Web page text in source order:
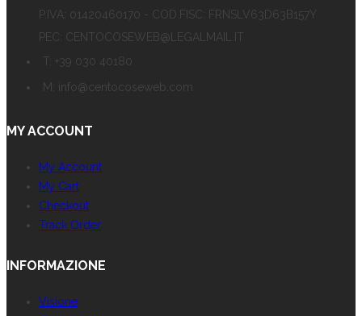
P.IVA: 01420460170 - COD.FISC: FRNSLV63D63B157Y
PEC: CENTOCOSEWEB@LEGALMAIL.IT
T: +39 030 40180
M: info@centocoseweb.com
MY ACCOUNT
My Account
My Cart
Checkout
Track Order
INFORMAZIONE
Visione